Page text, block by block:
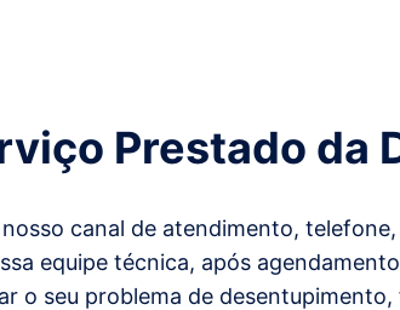
Prestado da
canal de atendimento,
equipe técnica, após
o seu problema de